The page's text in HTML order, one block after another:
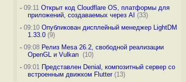
-09:11 Открыт код Cloudflare OS, платформы для
приложений, создаваемых через AI (33)
-09:10 Опубликован дисплейный менеджер LightDM
1.33.0(9)
-09:08 Релиз Mesa 26.2, свободной реализации
OpenGL и Vulkan (10)
-09:01 Представлен Denial, композитный сервер со
встроенным движком Flutter(13)